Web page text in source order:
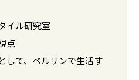
イル研究室
点
して、ベルリンで生活す